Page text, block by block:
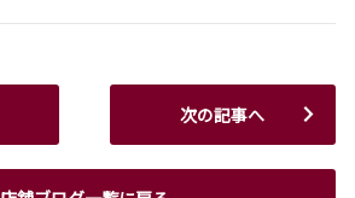
次の記事へ